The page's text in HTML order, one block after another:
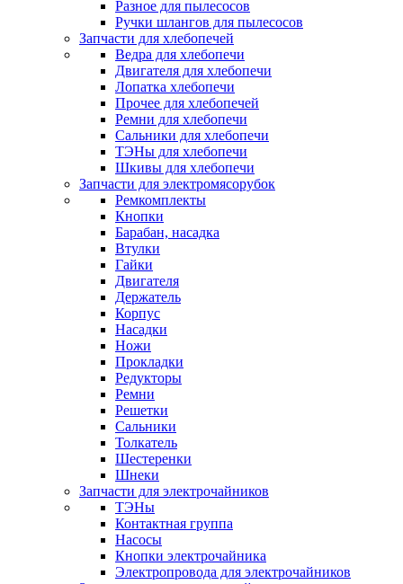
Разное для пылесосов
Ручки шлангов для пылесосов
Запчасти для хлебопечей
Ведра для хлебопечи
Двигателя для хлебопечи
Лопатка хлебопечи
Прочее для хлебопечей
Ремни для хлебопечи
Сальники для хлебопечи
ТЭНы для хлебопечи
Шкивы для хлебопечи
Запчасти для электромясорубок
Ремкомплекты
Кнопки
Барабан, насадка
Втулки
Гайки
Двигателя
Держатель
Корпус
Насадки
Ножи
Прокладки
Редукторы
Ремни
Решетки
Сальники
Толкатель
Шестеренки
Шнеки
Запчасти для электрочайников
ТЭНы
Контактная группа
Насосы
Кнопки электрочайника
Электропровода для электрочайников